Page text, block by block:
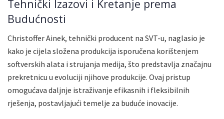
Tehnički Izazovi i Kretanje prema
Budućnosti
Christoffer Ainek, tehnički producent na SVT-u, naglasio je
kako je cijela složena produkcija isporučena korištenjem
softverskih alata i strujanja medija, što predstavlja značajnu
prekretnicu u evoluciji njihove produkcije. Ovaj pristup
omogućava daljnje istraživanje efikasnih i fleksibilnih
rješenja, postavljajući temelje za buduće inovacije.